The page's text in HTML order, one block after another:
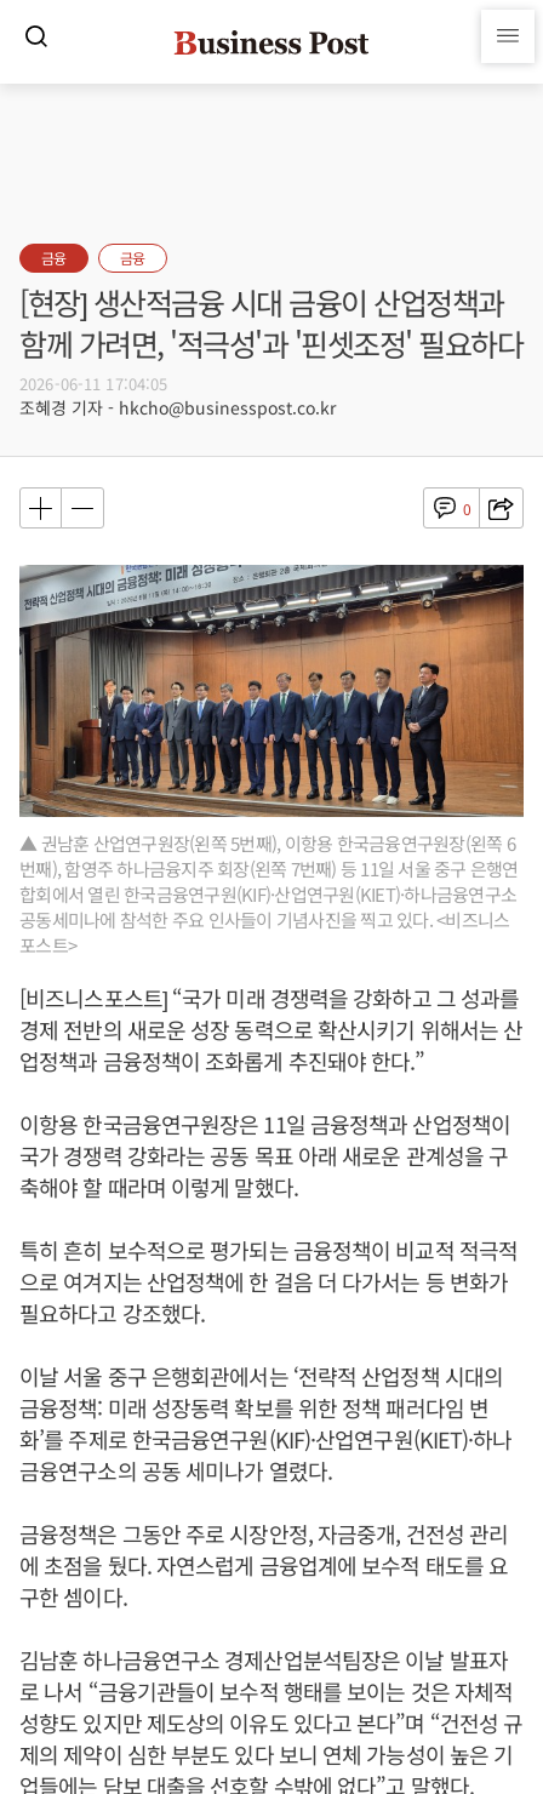
금융 금융
[현장] 생산적금융 시대 금융이 산업정책과
함께 가려면, '적극성'과 '핀셋조정' 필요하다
2026-06-11 17:04:05
조혜경 기자 - hkcho@businesspost.co.kr
0
▲ 권남훈 산업연구원장(왼쪽 5번째), 이항용 한국금융연구원장(왼쪽 6
번째), 함영주 하나금융지주 회장(왼쪽 7번째) 등 11일 서울 중구 은행연
합회에서 열린 한국금융연구원(KIF)·산업연구원(KIET)·하나금융연구소
공동세미나에 참석한 주요 인사들이 기념사진을 찍고 있다. <비즈니스
포스트>
[비즈니스포스트] “국가 미래 경쟁력을 강화하고 그 성과를
경제 전반의 새로운 성장 동력으로 확산시키기 위해서는 산
업정책과 금융정책이 조화롭게 추진돼야 한다.”
이항용 한국금융연구원장은 11일 금융정책과 산업정책이
국가 경쟁력 강화라는 공동 목표 아래 새로운 관계성을 구
축해야 할 때라며 이렇게 말했다.
특히 흔히 보수적으로 평가되는 금융정책이 비교적 적극적
으로 여겨지는 산업정책에 한 걸음 더 다가서는 등 변화가
필요하다고 강조했다.
이날 서울 중구 은행회관에서는 ‘전략적 산업정책 시대의
금융정책: 미래 성장동력 확보를 위한 정책 패러다임 변
화’를 주제로 한국금융연구원(KIF)·산업연구원(KIET)·하나
금융연구소의 공동 세미나가 열렸다.
금융정책은 그동안 주로 시장안정, 자금중개, 건전성 관리
에 초점을 뒀다. 자연스럽게 금융업계에 보수적 태도를 요
구한 셈이다.
김남훈 하나금융연구소 경제산업분석팀장은 이날 발표자
로 나서 “금융기관들이 보수적 행태를 보이는 것은 자체적
성향도 있지만 제도상의 이유도 있다고 본다”며 “건전성 규
제의 제약이 심한 부분도 있다 보니 연체 가능성이 높은 기
업들에는 담보 대출을 선호할 수밖에 없다”고 말했다.